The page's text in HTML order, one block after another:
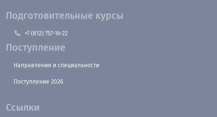
Подготовительные курсы
+7 (812) 757-16-22
Поступление
Направления и специальности
Поступление 2026
Ссылки